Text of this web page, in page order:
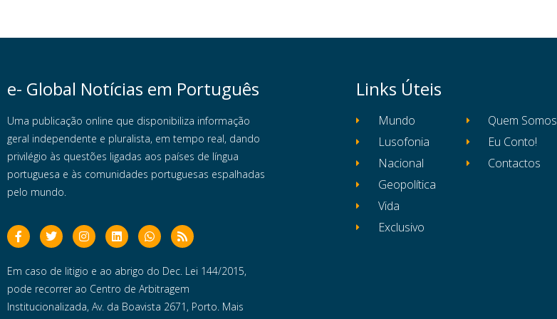
e- Global Notícias em Português
Uma publicação online que disponibiliza informação
geral independente e pluralista, em tempo real, dando
privilégio às questões ligadas aos países de língua
portuguesa e às comunidades portuguesas espalhadas
pelo mundo.
Em caso de litigio e ao abrigo do Dec. Lei 144/2015,
pode recorrer ao Centro de Arbitragem
Institucionalizada, Av. da Boavista 2671, Porto. Mais
Links Úteis
Mundo
Lusofonia
Nacional
Geopolítica
Vida
Exclusivo
Quem Somos
Eu Conto!
Contactos